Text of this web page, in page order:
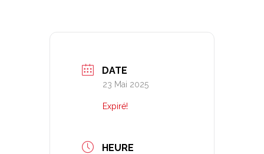
DATE
23 Mai 2025
Expiré!
HEURE